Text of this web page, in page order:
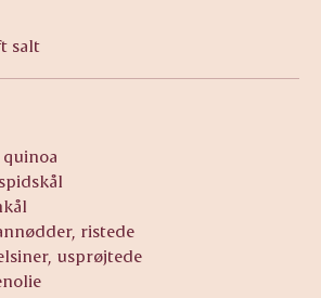
salt
ristede
usprøjtede